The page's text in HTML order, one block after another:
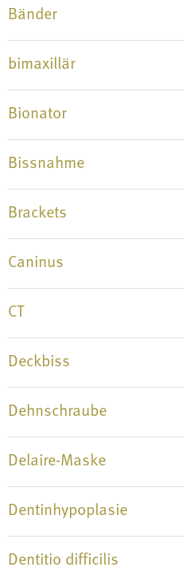
Bänder
bimaxillär
Bionator
Bissnahme
Brackets
Caninus
CT
Deckbiss
Dehnschraube
Delaire-Maske
Dentinhypoplasie
Dentitio difficilis